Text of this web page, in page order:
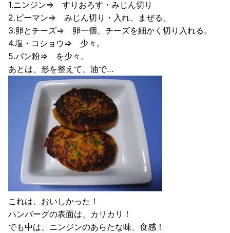
1.ニンジン⇒ すりおろす・みじん切り
2.ピーマン⇒ みじん切り・入れ、まぜる。
3.卵とチーズ⇒ 卵一個、チーズを細かく切り入れる。
4.塩・コショウ⇒ 少々。
5.パン粉⇒ を少々。
あとは、形を整えて、油で…
これは、おいしかった！
ハンバーグの表面は、カリカリ！
でも中は、ニンジンのあらたな味、食感！